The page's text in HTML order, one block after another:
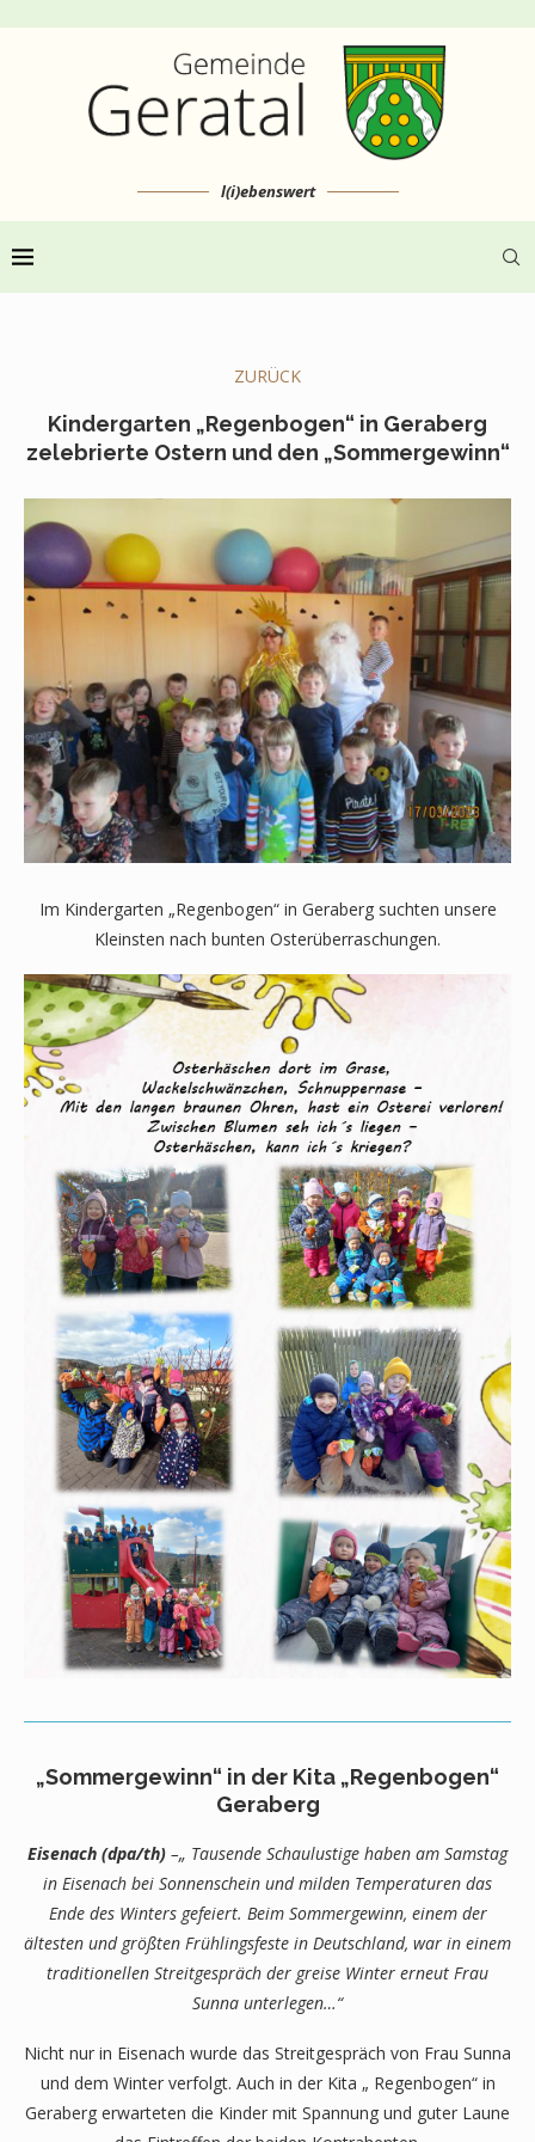
l(i)ebenswert
ZURÜCK
Kindergarten „Regenbogen“ in Geraberg
zelebrierte Ostern und den „Sommergewinn“
Im Kindergarten „Regenbogen“ in Geraberg suchten unsere
Kleinsten nach bunten Osterüberraschungen.
„Sommergewinn“ in der Kita „Regenbogen“
Geraberg
Eisenach (dpa/th) –„ Tausende Schaulustige haben am Samstag
in Eisenach bei Sonnenschein und milden Temperaturen das
Ende des Winters gefeiert. Beim Sommergewinn, einem der
ältesten und größten Frühlingsfeste in Deutschland, war in einem
traditionellen Streitgespräch der greise Winter erneut Frau
Sunna unterlegen…“
Nicht nur in Eisenach wurde das Streitgespräch von Frau Sunna
und dem Winter verfolgt. Auch in der Kita „ Regenbogen“ in
Geraberg erwarteten die Kinder mit Spannung und guter Laune